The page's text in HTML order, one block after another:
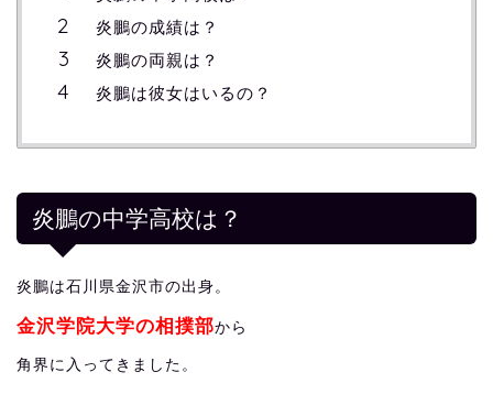
炎鵬の成績は？
炎鵬の両親は？
炎鵬は彼女はいるの？
炎鵬の中学高校は？
炎鵬は石川県金沢市の出身。
金沢学院大学の相撲部から
角界に入ってきました。